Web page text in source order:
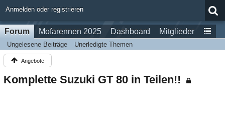
Anmelden oder registrieren
Forum Mofarennen 2025 Dashboard Mitglieder
Ungelesene Beiträge Unerledigte Themen
Angebote
Komplette Suzuki GT 80 in Teilen!!